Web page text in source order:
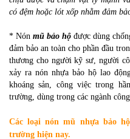
có đệm hoặc lót xốp nhằm đảm
* Nónmũ bảo hộ được dùng
đảm bảo an toàn cho phần đầu
thương cho người kỹ sư, người
xảy ra nón nhựa bảo hộ lao
khoáng sản, công việc trong
trường, dùng trong các ngành
Các loại nón mũ nhựa bảo
trường hiện nay.